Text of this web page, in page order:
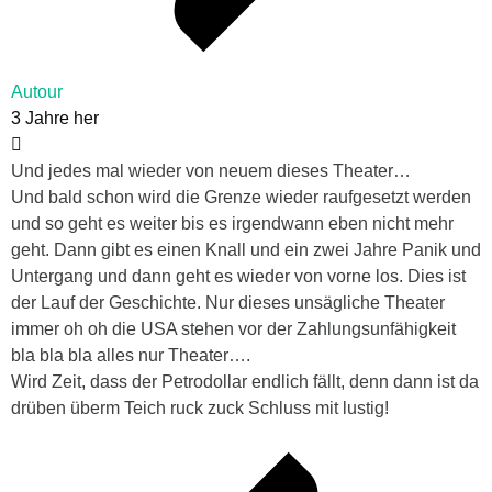
Autour
3 Jahre her
Und jedes mal wieder von neuem dieses Theater…
Und bald schon wird die Grenze wieder raufgesetzt werden
und so geht es weiter bis es irgendwann eben nicht mehr
geht. Dann gibt es einen Knall und ein zwei Jahre Panik und
Untergang und dann geht es wieder von vorne los. Dies ist
der Lauf der Geschichte. Nur dieses unsägliche Theater
immer oh oh die USA stehen vor der Zahlungsunfähigkeit
bla bla bla alles nur Theater….
Wird Zeit, dass der Petrodollar endlich fällt, denn dann ist da
drüben überm Teich ruck zuck Schluss mit lustig!